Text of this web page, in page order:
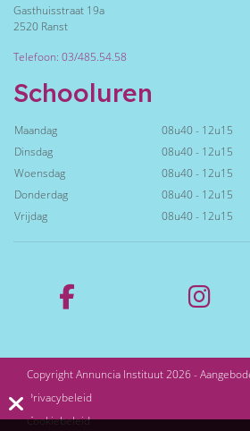
Gasthuisstraat 19a
2520 Ranst
Telefoon: 03/485.54.58
Schooluren
Maandag 08u40 - 12u15
Dinsdag
08u40 - 12u15
Woensdag
08u40 - 12u15
Donderdag
08u40 - 12u15
Vrijdag
08u40 - 12u15
Copyright Annuncia Instituut 2026 -
Privacybeleid
Cookiebeleid